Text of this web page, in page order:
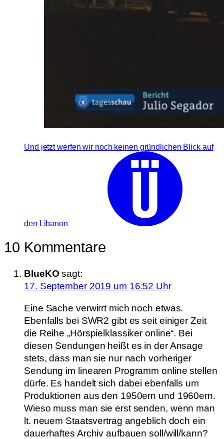
Und jetzt werfen wir noch keinen gründlichen Blick auf
den Libanon
10 Kommentare
BlueKO sagt:
17. September 2019 um 16:52 Uhr
Eine Sache verwirrt mich noch etwas.
Ebenfalls bei SWR2 gibt es seit einiger Zeit
die Reihe „Hörspielklassiker online“. Bei
diesen Sendungen heißt es in der Ansage
stets, dass man sie nur nach vorheriger
Sendung im linearen Programm online stellen
dürfe. Es handelt sich dabei ebenfalls um
Produktionen aus den 1950ern und 1960ern.
Wieso muss man sie erst senden, wenn man
lt. neuem Staatsvertrag angeblich doch ein
dauerhaftes Archiv aufbauen soll/will/kann?